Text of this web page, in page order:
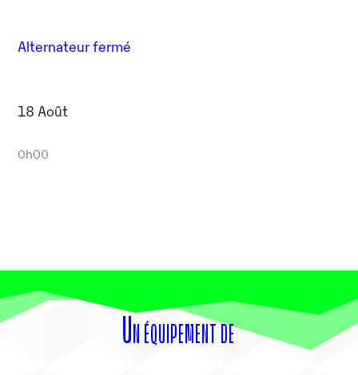
Alternateur fermé
18 Août
0h00
Un équipement de